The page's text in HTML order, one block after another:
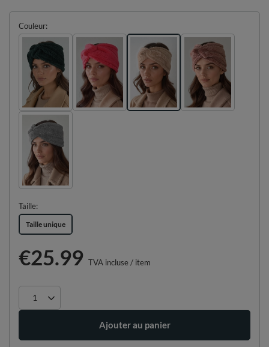
Couleur
Taille
Taille unique
€25.99 TVA incluse/ item
Ajouter au panier